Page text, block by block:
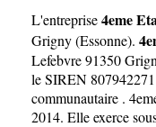
L'entreprise4eme
Grigny(Essonne).
Lefebvre 91350
le SIREN
communautaire .
2014. Elle exerce